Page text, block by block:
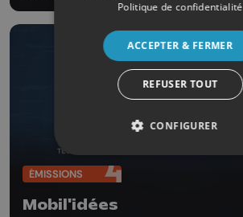
ÉMISSIONS
Mobil'idées
Politique de confidentialité
ACCEPTER & FERMER
REFUSER TOUT
CONFIGURER